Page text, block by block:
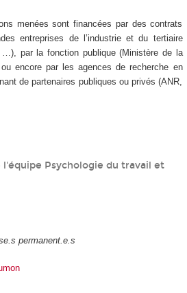
menées sont financées par des contrats
entreprises de l’industrie et du tertiaire
…), par la fonction publique (Ministère de la
encore par les agences de recherche en
de partenaires publiques ou privés (ANR,
l'équipe Psychologie du travail et
permanent.e.s